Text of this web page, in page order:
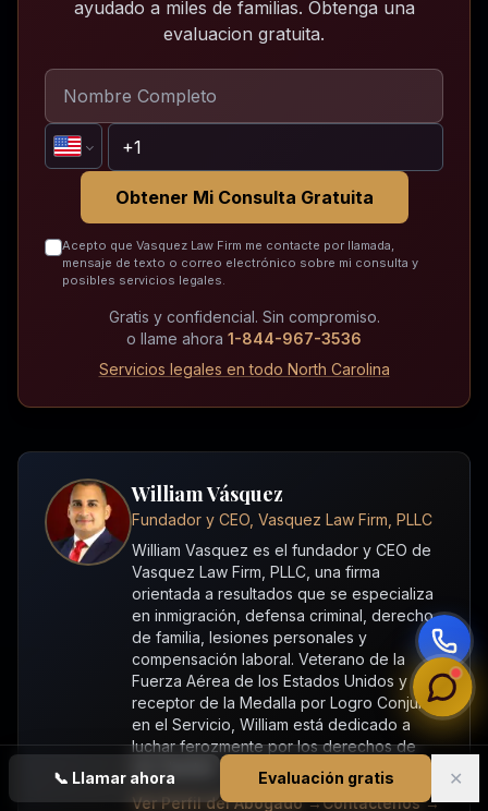
📞 Llamar ahora Evaluación gratis ✕
ayudado a miles de familias. Obtenga una
evaluacion gratuita.
Obtener Mi Consulta Gratuita
Acepto que Vasquez Law Firm me contacte por llamada,
mensaje de texto o correo electrónico sobre mi consulta y
posibles servicios legales.
Gratis y confidencial. Sin compromiso.
o llame ahora 1-844-967-3536
Servicios legales en todo North Carolina
William Vásquez
Fundador y CEO, Vasquez Law Firm, PLLC
William Vasquez es el fundador y CEO de
Vasquez Law Firm, PLLC, una firma
orientada a resultados que se especializa
en inmigración, defensa criminal, derecho
de familia, lesiones personales y
compensación laboral. Veterano de la
Fuerza Aérea de los Estados Unidos y
receptor de la Medalla por Logro Conjunto
en el Servicio, William está dedicado a
luchar ferozmente por los derechos de
sus clientes.
Ver Perfil del Abogado →Contáctenos →